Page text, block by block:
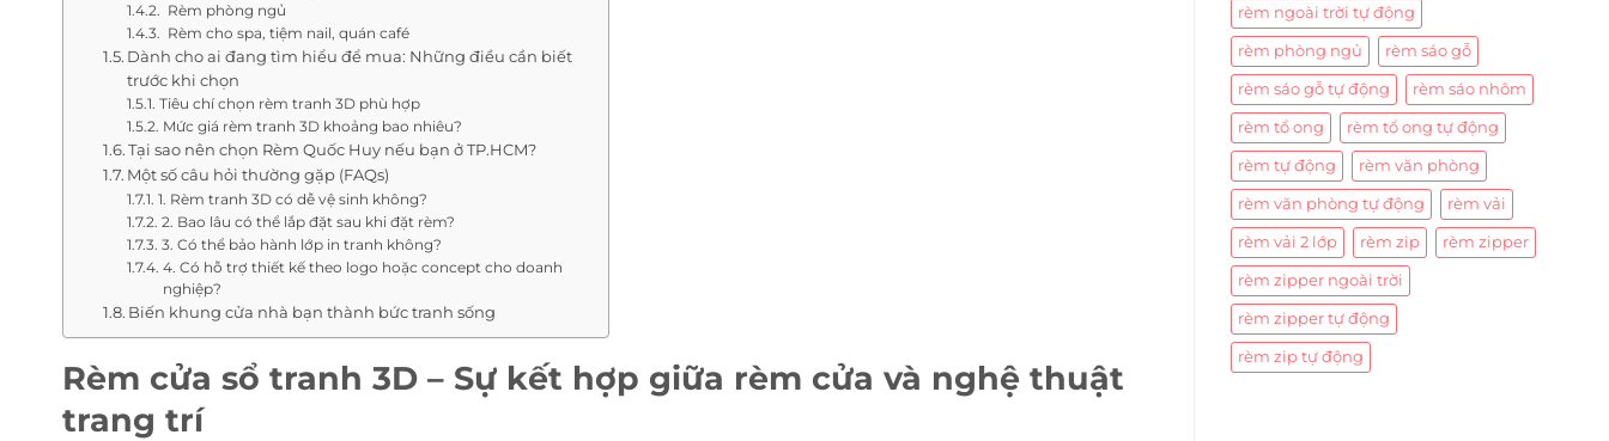
Rèm phòng ngủ
Rèm cho spa, tiệm nail, quán café
Dành cho ai đang tìm hiểu để mua: Những điều cần biết
trước khi chọn
Tiêu chí chọn rèm tranh 3D phù hợp
Mức giá rèm tranh 3D khoảng bao nhiêu?
Tại sao nên chọn Rèm Quốc Huy nếu bạn ở TP.HCM?
Một số câu hỏi thường gặp (FAQs)
1. Rèm tranh 3D có dễ vệ sinh không?
2. Bao lâu có thể lắp đặt sau khi đặt rèm?
3. Có thể bảo hành lớp in tranh không?
4. Có hỗ trợ thiết kế theo logo hoặc concept cho doanh
nghiệp?
Biến khung cửa nhà bạn thành bức tranh sống
Rèm cửa sổ tranh 3D – Sự kết hợp giữa rèm cửa và nghệ thuật
trang trí
rèm ngoài trời tự động
rèm phòng ngủ rèm sáo gỗ
rèm sáo gỗ tự động rèm sáo nhôm
rèm tổ ong rèm tổ ong tự động
rèm tự động rèm văn phòng
rèm văn phòng tự động rèm vải
rèm vải 2 lớp rèm zip rèm zipper
rèm zipper ngoài trời
rèm zipper tự động
rèm zip tự động